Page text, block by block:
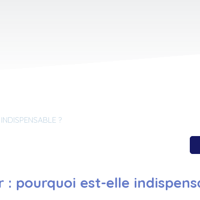
?
pourquoi est-elle